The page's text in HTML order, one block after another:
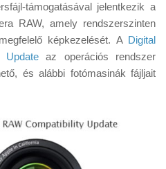
támogatásával jelentkezik a
RAW, amely rendszerszinten
képkezelését. A Digital
Update az operációs rendszer
és alábbi fotómasinák fájljait